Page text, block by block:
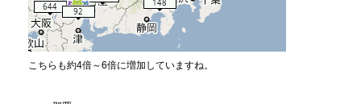
こちらも約4倍～6倍に増加していますね。